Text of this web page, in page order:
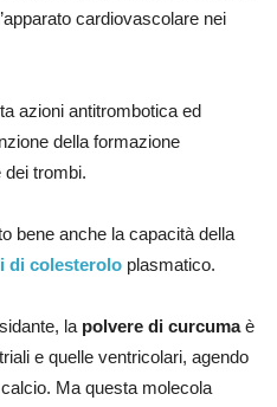
cardiovascolare nei
azioni antitrombotica ed
della formazione
trombi.
bene anche la capacità della
di colesterolo plasmatico.
la polvere di curcumaè
e quelle ventricolari, agendo
Ma questa molecola